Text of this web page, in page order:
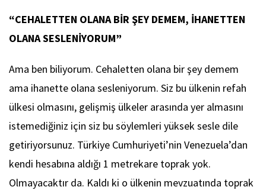
“CEHALETTEN OLANA BİR ŞEY DEMEM, İHANETTEN
OLANA SESLENİYORUM”
Ama ben biliyorum. Cehaletten olana bir şey demem
ama ihanette olana sesleniyorum. Siz bu ülkenin refah
ülkesi olmasını, gelişmiş ülkeler arasında yer almasını
istemediğiniz için siz bu söylemleri yüksek sesle dile
getiriyorsunuz. Türkiye Cumhuriyeti’nin Venezuela’dan
kendi hesabına aldığı 1 metrekare toprak yok.
Olmayacaktır da. Kaldı ki o ülkenin mevzuatında toprak